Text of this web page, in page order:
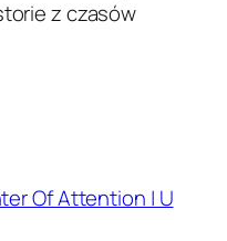
z czasów
Of Attention | U